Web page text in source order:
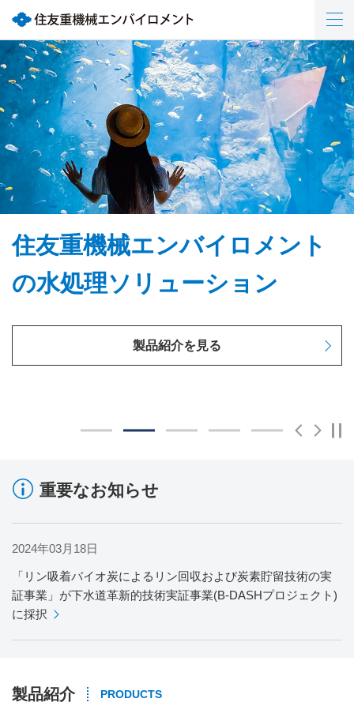
住友重機械エンバイロメント
グループは 関西国際空港の水
処理を支えています
住友重機械エンバイロメント
の水処理ソリューション
製品紹介を見る
さまざまな課題にあわせた 最
適な水処理ソリューション
導入事例を見る
Creating the Future of Water
水の未来を創り出す
企業情報を見る
水処理で、守る、支える、創
る
サステナビリティの取組を見る
5 Previous
Next
重要なお知らせ
2024年03月18日
「リン吸着バイオ炭によるリン回収および炭素貯留技術の実
証事業」が下水道革新的技術実証事業(B-DASHプロジェクト)
に採択
製品紹介 PRODUCTS